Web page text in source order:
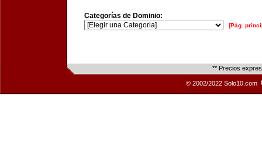
Categorías de Dominio:
[Pág.
** Precios
© 2002/2022 Solo10.com